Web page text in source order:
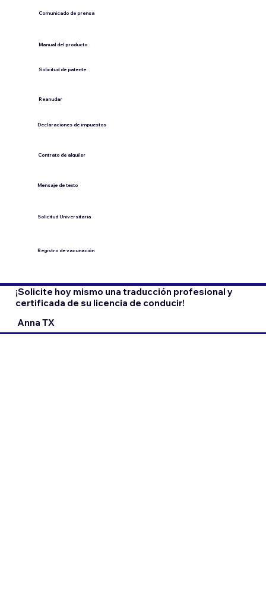
Comunicado de prensa
​Manual del producto
​Solicitud de patente
Contrato de alquiler
​Reanudar
Declaraciones de impuestos
​Mensaje de texto
​Solicitud Universitaria
Registro de vacunación
¡Solicite hoy mismo una traducción profesional y
certificada de su licencia de conducir!
Anna TX